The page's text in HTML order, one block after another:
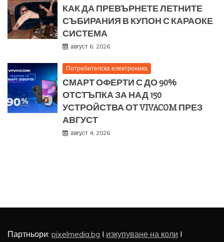
КАК ДА ПРЕВЪРНЕТЕ ЛЕТНИТЕ
СЪБИРАНИЯ В КУПОН С КАРАОКЕ
СИСТЕМА
август 6, 2026
Потребителска електроника
СМАРТ ОФЕРТИ С ДО 90%
ОТСТЪПКА ЗА НАД 150
УСТРОЙСТВА ОТ VIVACOM ПРЕЗ
АВГУСТ
август 4, 2026
Партньори: pixelmedia.bg I изкупуване на коли I